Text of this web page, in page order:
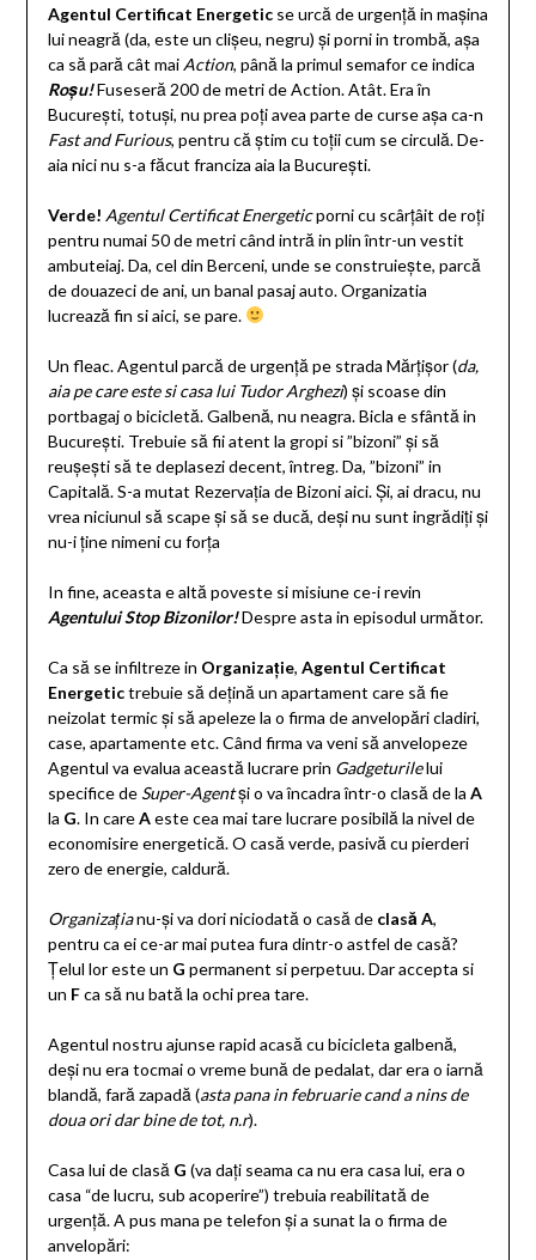
Agentul Certificat Energeticse urcă de urgență in mașina
lui neagră (da, este un clișeu, negru) și porni in trombă, așa
ca să pară cât mai Action, până la primul semafor ce indica
Roșu!Fuseseră 200 de metri de Action. Atât. Era în
București, totuși, nu prea poți avea parte de curse așa ca-n
Fast and Furious, pentru că știm cu toții cum se circulă. De-
aia nici nu s-a făcut franciza aia la București.
Verde! Agentul Certificat Energeticporni cu scârțâit de roți
pentru numai 50 de metri când intră in plin într-un vestit
ambuteiaj. Da, cel din Berceni, unde se construiește, parcă
de douazeci de ani, un banal pasaj auto. Organizatia
lucrează fin si aici, se pare.
Un fleac. Agentul parcă de urgență pe strada Mărțișor (da,
aia pe care este si casa lui Tudor Arghezi) și scoase din
portbagaj o bicicletă. Galbenă, nu neagra. Bicla e sfântă in
București. Trebuie să fii atent la gropi si ”bizoni” și să
reușești să te deplasezi decent, întreg. Da, ”bizoni” in
Capitală. S-a mutat Rezervația de Bizoni aici. Și, ai dracu, nu
vrea niciunul să scape și să se ducă, deși nu sunt ingrădiți și
nu-i ține nimeni cu forța
In fine, aceasta e altă poveste si misiune ce-i revin
Agentului Stop Bizonilor!Despre asta in episodul următor.
Ca să se infiltreze in Organizație, Agentul Certificat
Energetictrebuie să dețină un apartament care să fie
neizolat termic și să apeleze la o firma de anvelopări cladiri,
case, apartamente etc. Când firma va veni să anvelopeze
Agentul va evalua această lucrare prin Gadgeturilelui
specifice de Super-Agentși o va încadra într-o clasă de la A
la G. In careAeste cea mai tare lucrare posibilă la nivel de
economisire energetică. O casă verde, pasivă cu pierderi
zero de energie, caldură.
Organizațianu-și va dori niciodată o casă de clasă A,
pentru ca ei ce-ar mai putea fura dintr-o astfel de casă?
Țelul lor este un G permanent si perpetuu. Dar accepta si
un Fca să nu bată la ochi prea tare.
Agentul nostru ajunse rapid acasă cu bicicleta galbenă,
deși nu era tocmai o vreme bună de pedalat, dar era o iarnă
blandă, fară zapadă (asta pana in februarie cand a nins de
doua ori dar bine de tot, n.r).
Casa lui de clasă G (va dați seama ca nu era casa lui, era o
casa “de lucru, sub acoperire”) trebuia reabilitată de
urgență. A pus mana pe telefon și a sunat la o firma de
anvelopări: